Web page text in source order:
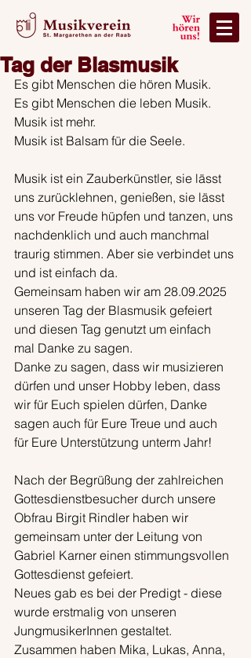
Tag der Blasmusik
Es gibt Menschen die hören Musik.
Es gibt Menschen die leben Musik.
Musik ist mehr.
Musik ist Balsam für die Seele.
Musik ist ein Zauberkünstler, sie lässt
uns zurücklehnen, genießen, sie lässt
uns vor Freude hüpfen und tanzen, uns
nachdenklich und auch manchmal
traurig stimmen. Aber sie verbindet uns
und ist einfach da.
Gemeinsam haben wir am 28.09.2025
unseren Tag der Blasmusik gefeiert
und diesen Tag genutzt um einfach
mal Danke zu sagen.
Danke zu sagen, dass wir musizieren
dürfen und unser Hobby leben, dass
wir für Euch spielen dürfen, Danke
sagen auch für Eure Treue und auch
für Eure Unterstützung unterm Jahr!
Nach der Begrüßung der zahlreichen
Gottesdienstbesucher durch unsere
Obfrau Birgit Rindler haben wir
gemeinsam unter der Leitung von
Gabriel Karner einen stimmungsvollen
Gottesdienst gefeiert.
Neues gab es bei der Predigt - diese
wurde erstmalig von unseren
JungmusikerInnen gestaltet.
Zusammen haben Mika, Lukas, Anna,